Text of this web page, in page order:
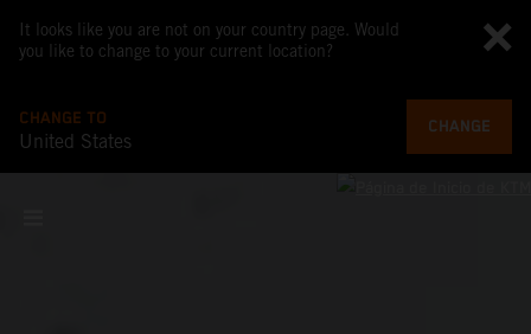
It looks like you are not on your country page. Would
you like to change to your current location?
CHANGE TO
United States
CHANGE